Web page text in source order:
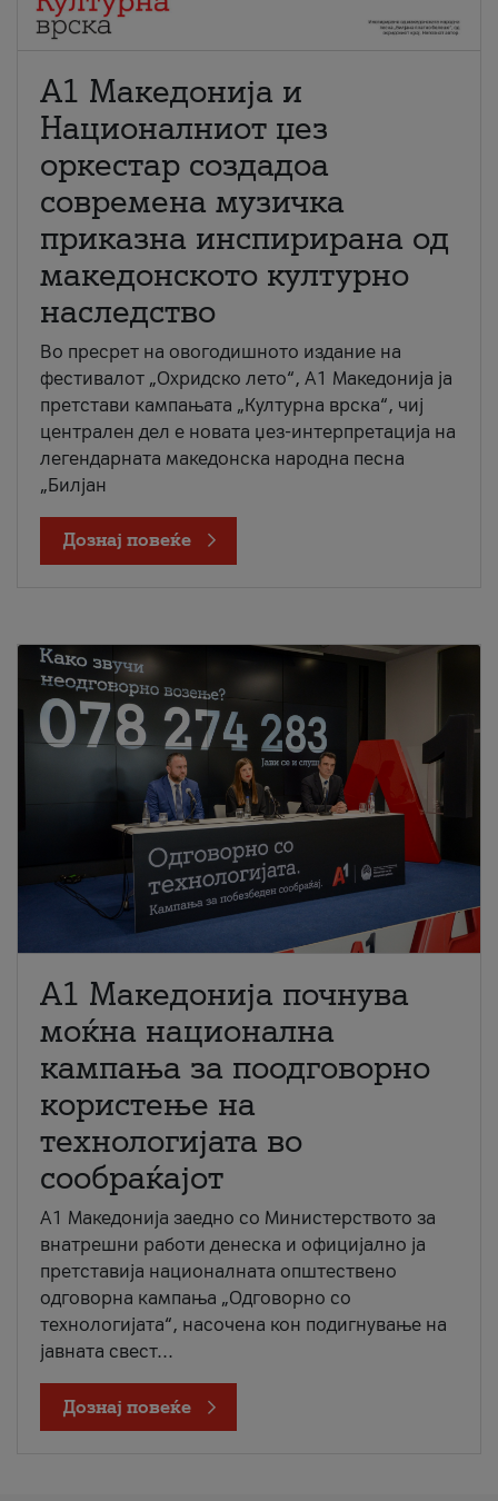
А1 Македонија и
Националниот џез
оркестар создадоа
современа музичка
приказна инспирирана од
македонското културно
наследство
Во пресрет на овогодишното издание на
фестивалот „Охридско лето“, А1 Македонија ја
претстави кампањата „Културна врска“, чиј
централен дел е новата џез-интерпретација на
легендарната македонска народна песна
„Билјан
Дознај повеќе
A1 Македонија почнува
моќна национална
кампања за поодговорно
користење на
технологијата во
сообраќајот
A1 Македонија заедно со Министерството за
внатрешни работи денеска и официјално ја
претставија националната општествено
одговорна кампања „Одговорно со
технологијата“, насочена кон подигнување на
јавната свест...
Дознај повеќе